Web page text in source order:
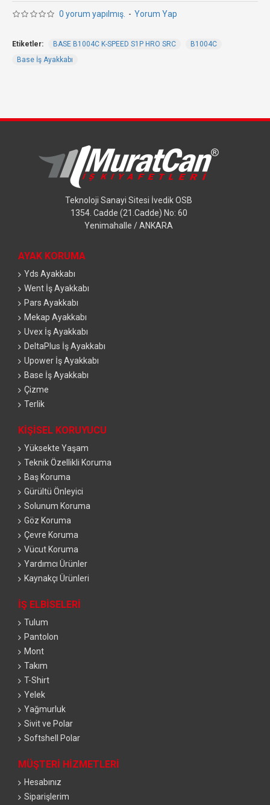
0 yorum yapılmış. - Yorum Yap
Etiketler: BASE B1004C K-SPEED S1P HRO SRC
B1004C
Base İş Ayakkabı
Teknoloji Sanayi Sitesi İvedik OSB
1354. Cadde (21.Cadde) No: 60
Yenimahalle / ANKARA
AYAK KORUMA
Yds Ayakkabı
Went İş Ayakkabı
Pars Ayakkabı
Mekap Ayakkabı
Uvex İş Ayakkabı
DeltaPlus İş Ayakkabı
Upower İş Ayakkabı
Base İş Ayakkabı
Çizme
Terlik
KIŞISEL KORUYUCU
Yüksekte Yaşam
Teknik Özellikli Koruma
Baş Koruma
Gürültü Önleyici
Solunum Koruma
Göz Koruma
Çevre Koruma
Vücut Koruma
Yardımcı Ürünler
Kaynakçı Ürünleri
İŞ ELBISELERI
Tulum
Pantolon
Mont
Takım
T-Shirt
Yelek
Yağmurluk
Sivit ve Polar
Softshell Polar
MÜŞTERI HIZMETLERI
Hesabınız
Siparişlerim